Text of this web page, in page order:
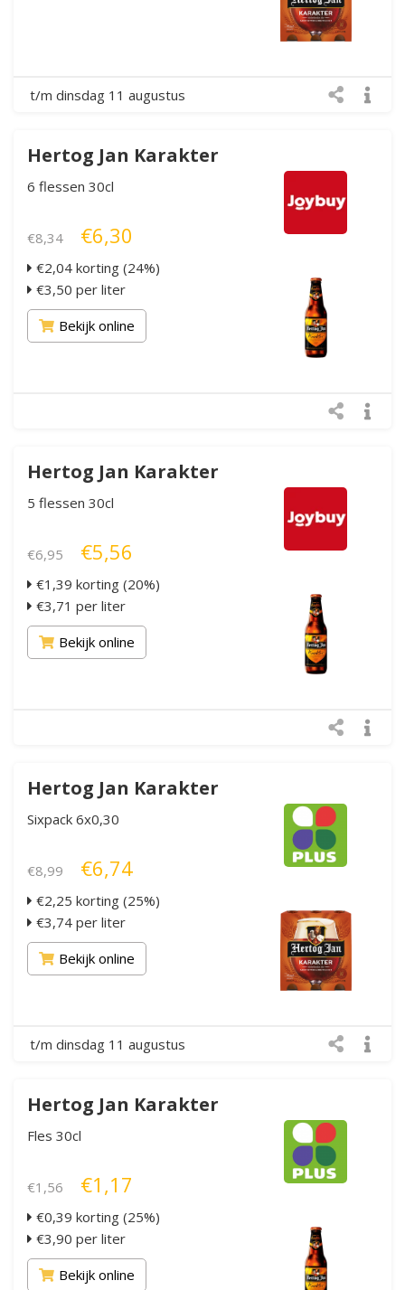
t/m dinsdag 11 augustus
Hertog Jan Karakter
6 flessen 30cl
€8,34 €6,30
€2,04 korting (24%)
€3,50 per liter
Bekijk online
Hertog Jan Karakter
5 flessen 30cl
€6,95 €5,56
€1,39 korting (20%)
€3,71 per liter
Bekijk online
Hertog Jan Karakter
Sixpack 6x0,30
€8,99 €6,74
€2,25 korting (25%)
€3,74 per liter
Bekijk online
t/m dinsdag 11 augustus
Hertog Jan Karakter
Fles 30cl
€1,56 €1,17
€0,39 korting (25%)
€3,90 per liter
Bekijk online